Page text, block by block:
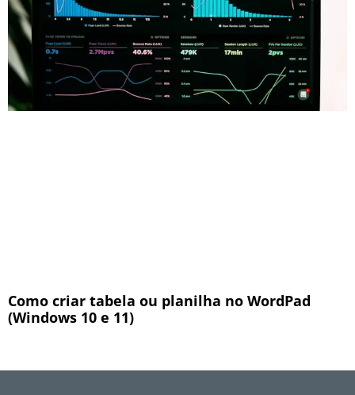
Como criar tabela ou planilha no WordPad
(Windows 10 e 11)